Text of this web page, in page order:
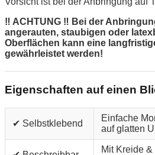
‼ ACHTUNG ‼ Bei der
angerauten, staubigen oder
Oberflächen kann eine
gewährleistet werden!
Eigenschaften auf einen
✔ Selbstklebend
Einfache
auf glatten
Mit Kreide